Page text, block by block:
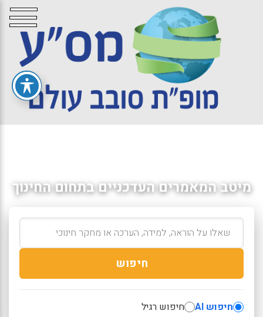
מיטב המאמרים העדכניים בתחום החינוך
חיפוש
חיפוש AI חיפוש רגיל